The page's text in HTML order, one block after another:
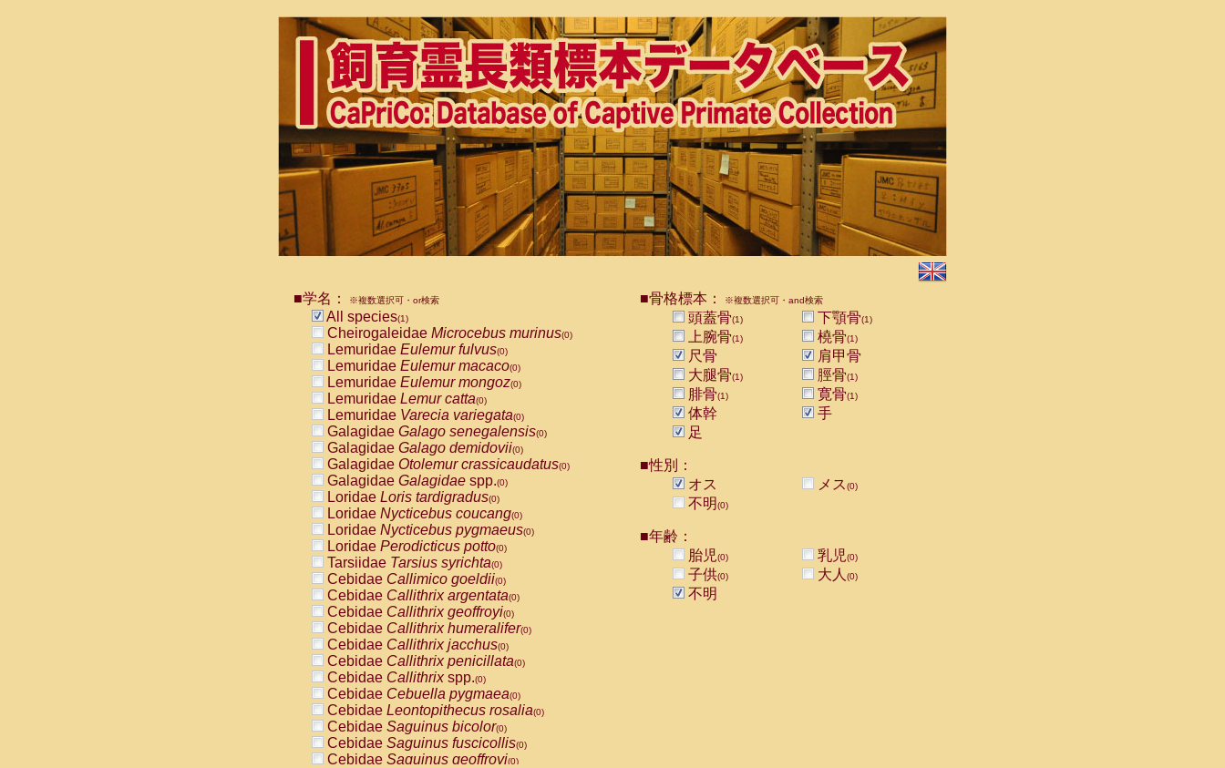
■学名： ※複数選択可・or検索
All species(1)
Cheirogaleidae Microcebus murinus(0)
Lemuridae Eulemur fulvus(0)
Lemuridae Eulemur macaco(0)
Lemuridae Eulemur mongoz(0)
Lemuridae Lemur catta(0)
Lemuridae Varecia variegata(0)
Galagidae Galago senegalensis(0)
Galagidae Galago demidovii(0)
Galagidae Otolemur crassicaudatus(0)
Galagidae Galagidae spp.(0)
Loridae Loris tardigradus(0)
Loridae Nycticebus coucang(0)
Loridae Nycticebus pygmaeus(0)
Loridae Perodicticus potto(0)
Tarsiidae Tarsius syrichta(0)
Cebidae Callimico goeldii(0)
Cebidae Callithrix argentata(0)
Cebidae Callithrix geoffroyi(0)
Cebidae Callithrix humeralifer(0)
Cebidae Callithrix jacchus(0)
Cebidae Callithrix penicillata(0)
Cebidae Callithrixspp.(0)
Cebidae Cebuella pygmaea(0)
Cebidae Leontopithecus rosalia(0)
Cebidae Saguinus bicolor(0)
Cebidae Saguinus fuscicollis(0)
Cebidae Saguinus geoffroyi(0)
■骨格標本： ※複数選択可・and検索
頭蓋骨(1) 下顎骨(1)
上腕骨(1) 橈骨(1)
尺骨
肩甲骨
大腿骨(1) 脛骨(1)
腓骨(1) 寛骨(1)
体幹
手
足
■性別：
オス
メス(0)
不明(0)
■年齢：
胎児(0) 乳児(0)
子供(0) 大人 (0)
不明